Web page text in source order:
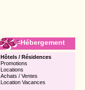
Hébergement
Hôtels / Résidences
Promotions
Locations
Achats / Ventes
Location Vacances